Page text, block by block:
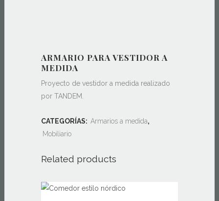
ARMARIO PARA VESTIDOR A
MEDIDA
Proyecto de vestidor a medida realizado
por TANDEM.
CATEGORÍAS: Armarios a medida,
Mobiliario
Related products